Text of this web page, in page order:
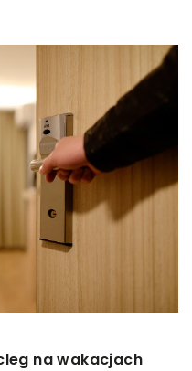
na wakacjach